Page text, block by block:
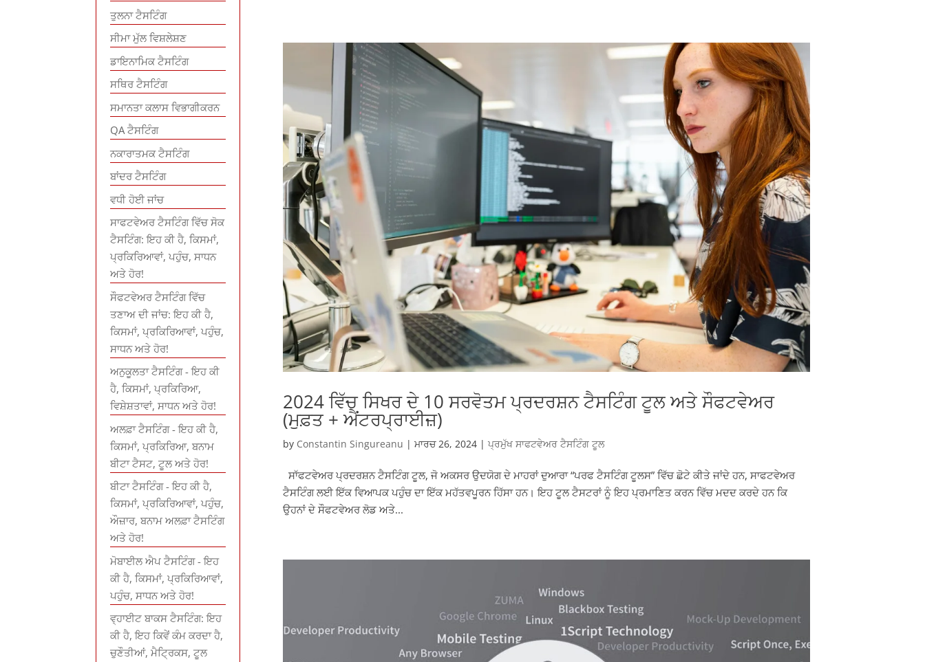
2024 ਵਿੱਚ ਸਿਖਰ ਦੇ 10 ਸਰਵੋਤਮ ਪ੍ਰਦਰਸ਼ਨ ਟੈਸਟਿੰਗ ਟੂਲ ਅਤੇ ਸੌਫਟਵੇਅਰ
(ਮੁਫ਼ਤ + ਐਂਟਰਪ੍ਰਾਈਜ਼)
by Constantin Singureanu |ਮਾਰਚ 26, 2024 |ਪ੍ਰਮੁੱਖ ਸਾਫਟਵੇਅਰ ਟੈਸਟਿੰਗ ਟੂਲ
ਸਾੱਫਟਵੇਅਰ ਪ੍ਰਦਰਸ਼ਨ ਟੈਸਟਿੰਗ ਟੂਲ, ਜੋ ਅਕਸਰ ਉਦਯੋਗ ਦੇ ਮਾਹਰਾਂ ਦੁਆਰਾ “ਪਰਫ ਟੈਸਟਿੰਗ ਟੂਲਸ” ਵਿੱਚ ਛੋਟੇ ਕੀਤੇ ਜਾਂਦੇ ਹਨ, ਸਾਫਟਵੇਅਰ
ਟੈਸਟਿੰਗ ਲਈ ਇੱਕ ਵਿਆਪਕ ਪਹੁੰਚ ਦਾ ਇੱਕ ਮਹੱਤਵਪੂਰਨ ਹਿੱਸਾ ਹਨ। ਇਹ ਟੂਲ ਟੈਸਟਰਾਂ ਨੂੰ ਇਹ ਪ੍ਰਮਾਣਿਤ ਕਰਨ ਵਿੱਚ ਮਦਦ ਕਰਦੇ ਹਨ ਕਿ
ਉਹਨਾਂ ਦੇ ਸੌਫਟਵੇਅਰ ਲੋਡ ਅਤੇ...
ਤੁਲਨਾ ਟੈਸਟਿੰਗ
ਸੀਮਾ ਮੁੱਲ ਵਿਸ਼ਲੇਸ਼ਣ
ਡਾਇਨਾਮਿਕ ਟੈਸਟਿੰਗ
ਸਥਿਰ ਟੈਸਟਿੰਗ
ਸਮਾਨਤਾ ਕਲਾਸ ਵਿਭਾਗੀਕਰਨ
QA ਟੈਸਟਿੰਗ
ਨਕਾਰਾਤਮਕ ਟੈਸਟਿੰਗ
ਬਾਂਦਰ ਟੈਸਟਿੰਗ
ਵਧੀ ਹੋਈ ਜਾਂਚ
ਸਾਫਟਵੇਅਰ ਟੈਸਟਿੰਗ ਵਿੱਚ ਸੋਕ
ਟੈਸਟਿੰਗ: ਇਹ ਕੀ ਹੈ, ਕਿਸਮਾਂ,
ਪ੍ਰਕਿਰਿਆਵਾਂ, ਪਹੁੰਚ, ਸਾਧਨ
ਅਤੇ ਹੋਰ!
ਸੌਫਟਵੇਅਰ ਟੈਸਟਿੰਗ ਵਿੱਚ
ਤਣਾਅ ਦੀ ਜਾਂਚ: ਇਹ ਕੀ ਹੈ,
ਕਿਸਮਾਂ, ਪ੍ਰਕਿਰਿਆਵਾਂ, ਪਹੁੰਚ,
ਸਾਧਨ ਅਤੇ ਹੋਰ!
ਅਨੁਕੂਲਤਾ ਟੈਸਟਿੰਗ - ਇਹ ਕੀ
ਹੈ, ਕਿਸਮਾਂ, ਪ੍ਰਕਿਰਿਆ,
ਵਿਸ਼ੇਸ਼ਤਾਵਾਂ, ਸਾਧਨ ਅਤੇ ਹੋਰ!
ਅਲਫ਼ਾ ਟੈਸਟਿੰਗ - ਇਹ ਕੀ ਹੈ,
ਕਿਸਮਾਂ, ਪ੍ਰਕਿਰਿਆ, ਬਨਾਮ
ਬੀਟਾ ਟੈਸਟ, ਟੂਲ ਅਤੇ ਹੋਰ!
ਬੀਟਾ ਟੈਸਟਿੰਗ - ਇਹ ਕੀ ਹੈ,
ਕਿਸਮਾਂ, ਪ੍ਰਕਿਰਿਆਵਾਂ, ਪਹੁੰਚ,
ਔਜ਼ਾਰ, ਬਨਾਮ ਅਲਫ਼ਾ ਟੈਸਟਿੰਗ
ਅਤੇ ਹੋਰ!
ਮੋਬਾਈਲ ਐਪ ਟੈਸਟਿੰਗ - ਇਹ
ਕੀ ਹੈ, ਕਿਸਮਾਂ, ਪ੍ਰਕਿਰਿਆਵਾਂ,
ਪਹੁੰਚ, ਸਾਧਨ ਅਤੇ ਹੋਰ!
ਵ੍ਹਾਈਟ ਬਾਕਸ ਟੈਸਟਿੰਗ: ਇਹ
ਕੀ ਹੈ, ਇਹ ਕਿਵੇਂ ਕੰਮ ਕਰਦਾ ਹੈ,
ਚੁਣੌਤੀਆਂ, ਮੈਟ੍ਰਿਕਸ, ਟੂਲ